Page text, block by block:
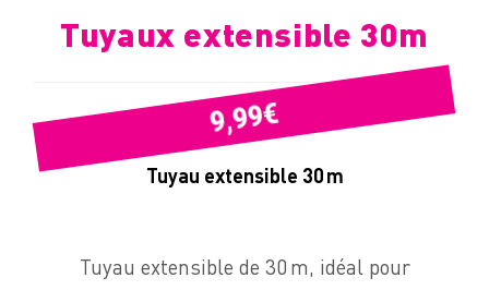
Tuyaux extensible 30m
9,99€
Tuyau extensible 30 m
Tuyau extensible de 30 m, idéal pour